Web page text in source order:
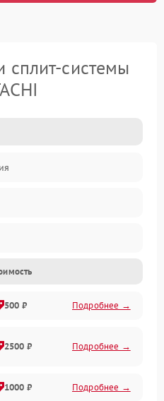
сплит-системы
500 ₽ Подробнее →
2500 ₽ Подробнее →
1000 ₽ Подробнее →